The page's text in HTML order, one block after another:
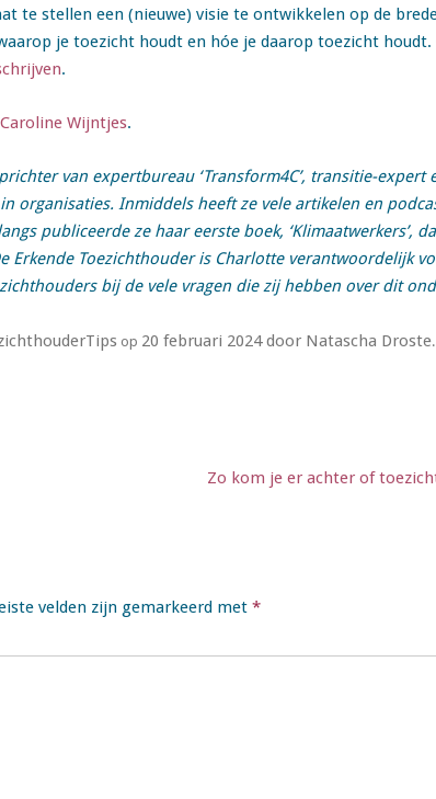
te stellen een (nieuwe) visie te ontwikkelen op de
je toezicht houdt en hóe je daarop toezicht houdt.
.
Caroline Wijntjes.
van expertbureau ‘Transform4C’, transitie-
organisaties. Inmiddels heeft ze vele artikelen en
publiceerde ze haar eerste boek, ‘Klimaatwerkers’,
Erkende Toezichthouder is Charlotte verantwoordelijk
bij de vele vragen die zij hebben over dit
op 20 februari 2024door Natascha Droste.
Zo kom je er achter of
velden zijn gemarkeerd met *